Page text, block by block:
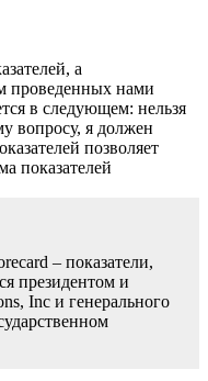
а
проведенных нами
в следующем: нельзя
вопросу, я должен
позволяет
показателей
– показатели,
президентом и
Inс и генерального